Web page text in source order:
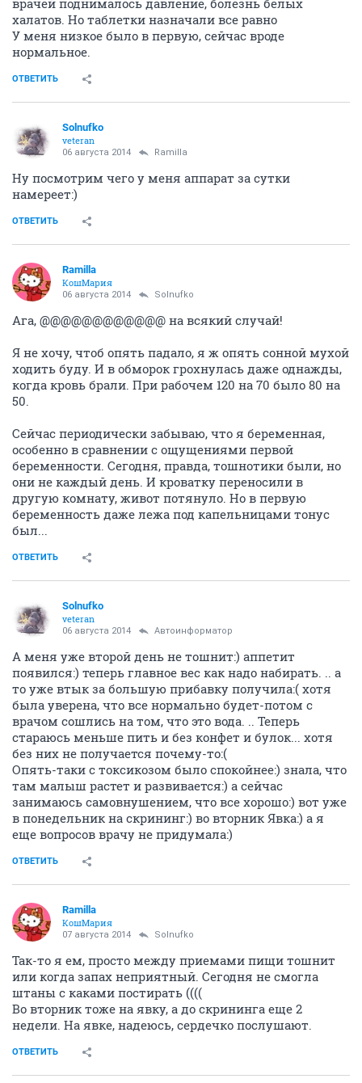
врачей поднималось давление, болезнь белых
халатов. Но таблетки назначали все равно
У меня низкое было в первую, сейчас вроде
нормальное.
ОТВЕТИТЬ
Solnufko
veteran
06 августа 2014 Ramilla
Ну посмотрим чего у меня аппарат за сутки
намереет:)
ОТВЕТИТЬ
Ramilla
КошМария
06 августа 2014 Solnufko
Ага, @@@@@@@@@@@@ на всякий случай!
Я не хочу, чтоб опять падало, я ж опять сонной мухой
ходить буду. И в обморок грохнулась даже однажды,
когда кровь брали. При рабочем 120 на 70 было 80 на
50.
Сейчас периодически забываю, что я беременная,
особенно в сравнении с ощущениями первой
беременности. Сегодня, правда, тошнотики были, но
они не каждый день. И кроватку переносили в
другую комнату, живот потянуло. Но в первую
беременность даже лежа под капельницами тонус
был...
ОТВЕТИТЬ
Solnufko
veteran
06 августа 2014 Автоинформатор
А меня уже второй день не тошнит:) аппетит
появился:) теперь главное вес как надо набирать. .. а
то уже втык за большую прибавку получила:( хотя
была уверена, что все нормально будет-потом с
врачом сошлись на том, что это вода. .. Теперь
стараюсь меньше пить и без конфет и булок... хотя
без них не получается почему-то:(
Опять-таки с токсикозом было спокойнее:) знала, что
там малыш растет и развивается:) а сейчас
занимаюсь самовнушением, что все хорошо:) вот уже
в понедельник на скрининг:) во вторник Явка:) а я
еще вопросов врачу не придумала:)
ОТВЕТИТЬ
Ramilla
КошМария
07 августа 2014 Solnufko
Так-то я ем, просто между приемами пищи тошнит
или когда запах неприятный. Сегодня не смогла
штаны с каками постирать ((((
Во вторник тоже на явку, а до скрининга еще 2
недели. На явке, надеюсь, сердечко послушают.
ОТВЕТИТЬ